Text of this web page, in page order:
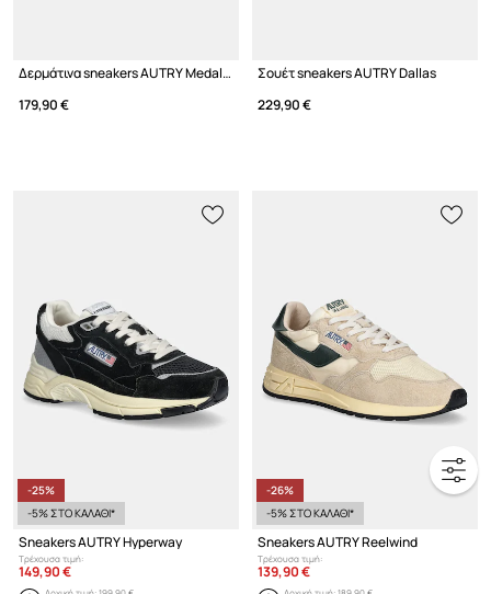
Δερμάτινα sneakers AUTRY Medalist
179,90 €
Σουέτ sneakers AUTRY Dallas
229,90 €
-25%
-5% ΣΤΟ ΚΑΛΑΘΙ*
Sneakers AUTRY Hyperway
Τρέχουσα τιμή:
149,90 €
-26%
-5% ΣΤΟ ΚΑΛΑΘΙ*
Sneakers AUTRY Reelwind
Τρέχουσα τιμή:
139,90 €